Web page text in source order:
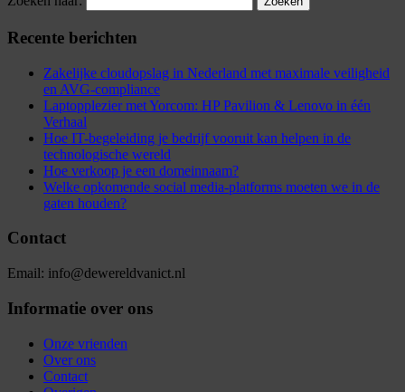
Recente berichten
Zakelijke cloudopslag in Nederland met maximale veiligheid
en AVG-compliance
Laptopplezier met Yorcom: HP Pavilion & Lenovo in één
Verhaal
Hoe IT-begeleiding je bedrijf vooruit kan helpen in de
technologische wereld
Hoe verkoop je een domeinnaam?
Welke opkomende social media-platforms moeten we in de
gaten houden?
Contact
Email: info@dewereldvanict.nl
Informatie over ons
Onze vrienden
Over ons
Contact